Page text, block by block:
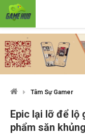
Tâm Sự Gamer
Epic lại lỡ để lộ
phẩm săn